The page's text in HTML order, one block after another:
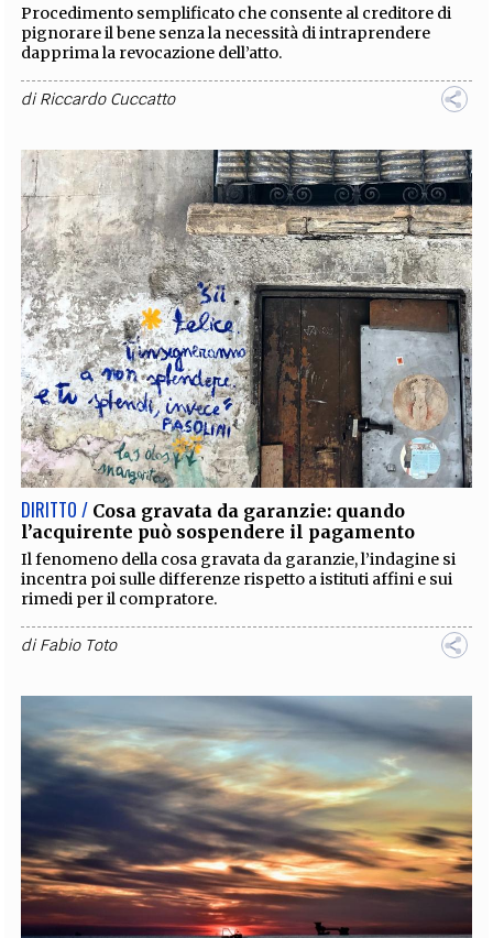
Procedimento semplificato che consente al creditore di
pignorare il bene senza la necessità di intraprendere
dapprima la revocazione dell’atto.
diRiccardo Cuccatto
DIRITTO / Cosa gravata da garanzie: quando
l’acquirente può sospendere il pagamento
Il fenomeno della cosa gravata da garanzie, l’indagine si
incentra poi sulle differenze rispetto a istituti affini e sui
rimedi per il compratore.
diFabio Toto